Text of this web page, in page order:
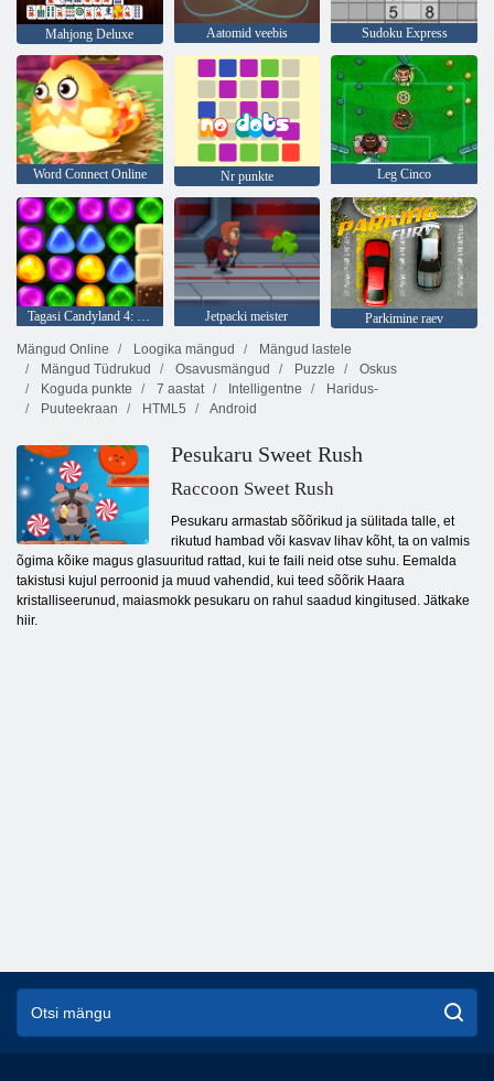
Mahjong Deluxe Aatomid veebis Sudoku Express
Word Connect Online Nr punkte Leg Cinco
Tagasi Candyland 4: Lollipopi aed Jetpacki meister
Parkimine raev
Mängud Online
Loogika mängud
Mängud lastele
Mängud Tüdrukud
Osavusmängud Puzzle
Oskus
Koguda punkte
7 aastat Intelligentne
Haridus-
Puuteekraan
HTML5 Android
Pesukaru Sweet Rush
Raccoon Sweet Rush
Pesukaru armastab sõõrikud ja sülitada talle, et
rikutud hambad või kasvav lihav kõht, ta on valmis
õgima kõike magus glasuuritud rattad, kui te faili neid otse suhu. Eemalda
takistusi kujul perroonid ja muud vahendid, kui teed sõõrik Haara
kristalliseerunud, maiasmokk pesukaru on rahul saadud kingitused. Jätkake
hiir.